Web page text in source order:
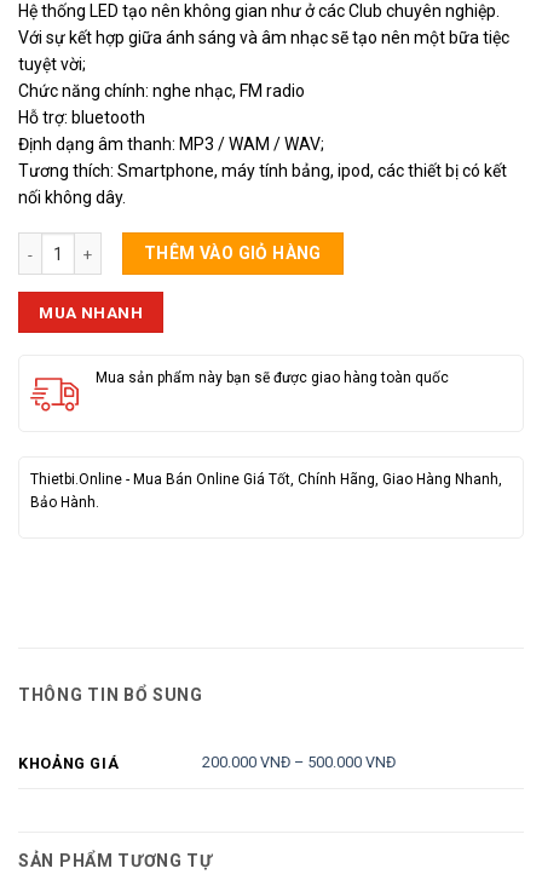
Hệ thống LED tạo nên không gian như ở các Club chuyên nghiệp.
Với sự kết hợp giữa ánh sáng và âm nhạc sẽ tạo nên một bữa tiệc
tuyệt vời;
Chức năng chính: nghe nhạc, FM radio
Hỗ trợ: bluetooth
Định dạng âm thanh: MP3 / WAM / WAV;
Tương thích: Smartphone, máy tính bảng, ipod, các thiết bị có kết
nối không dây.
Loa Bluetooth Remax RB-M6 số lượng
THÊM VÀO GIỎ HÀNG
MUA NHANH
Mua sản phẩm này bạn sẽ được giao hàng toàn quốc
Thietbi.Online - Mua Bán Online Giá Tốt, Chính Hãng, Giao Hàng Nhanh,
Bảo Hành.
THÔNG TIN BỔ SUNG
KHOẢNG GIÁ 200.000 VNĐ – 500.000 VNĐ
SẢN PHẨM TƯƠNG TỰ